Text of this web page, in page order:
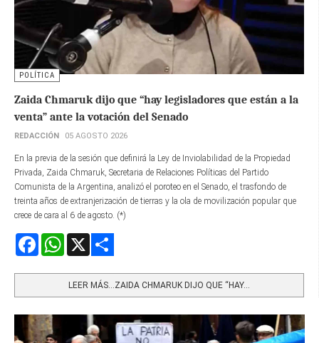
POLÍTICA
Zaida Chmaruk dijo que “hay legisladores que están a la
venta” ante la votación del Senado
REDACCIÓN 05 AGOSTO 2026
En la previa de la sesión que definirá la Ley de Inviolabilidad de la Propiedad
Privada, Zaida Chmaruk, Secretaria de Relaciones Políticas del Partido
Comunista de la Argentina, analizó el poroteo en el Senado, el trasfondo de
treinta años de extranjerización de tierras y la ola de movilización popular que
crece de cara al 6 de agosto. (*)
FacebookWhatsApp
LEER MÁS…ZAIDA CHMARUK DIJO QUE “HAY...